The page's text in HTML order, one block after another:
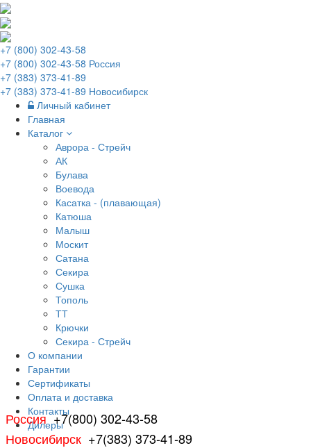
+7 (800) 302-43-58
+7 (800) 302-43-58 Россия
+7 (383) 373-41-89
+7 (383) 373-41-89 Новосибирск
Личный кабинет
Главная
Каталог
Аврора - Стрейч
АК
Булава
Воевода
Касатка - (плавающая)
Катюша
Малыш
Москит
Сатана
Секира
Сушка
Тополь
ТТ
Крючки
Секира - Стрейч
О компании
Гарантии
Сертификаты
Оплата и доставка
Контакты
Дилеры
Россия+7(800) 302-43-58
Новосибирск +7(383) 373-41-89